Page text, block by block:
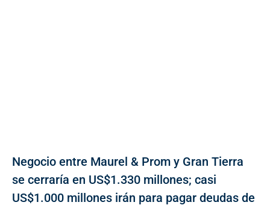
Negocio entre Maurel & Prom y Gran Tierra
se cerraría en US$1.330 millones; casi
US$1.000 millones irán para pagar deudas de